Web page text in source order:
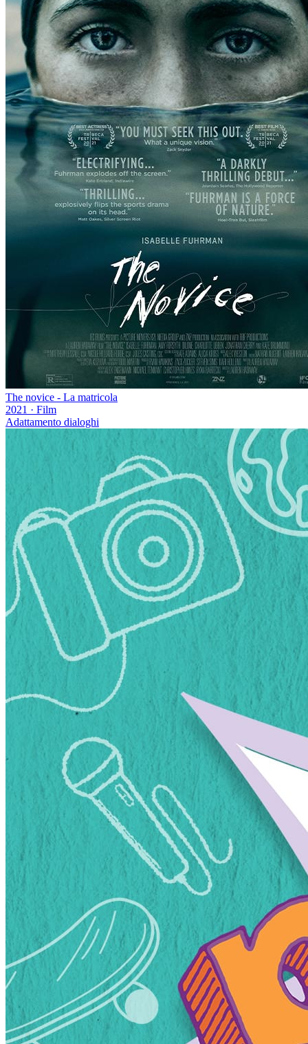
The novice - La matricola
2021 · Film
Adattamento dialoghi